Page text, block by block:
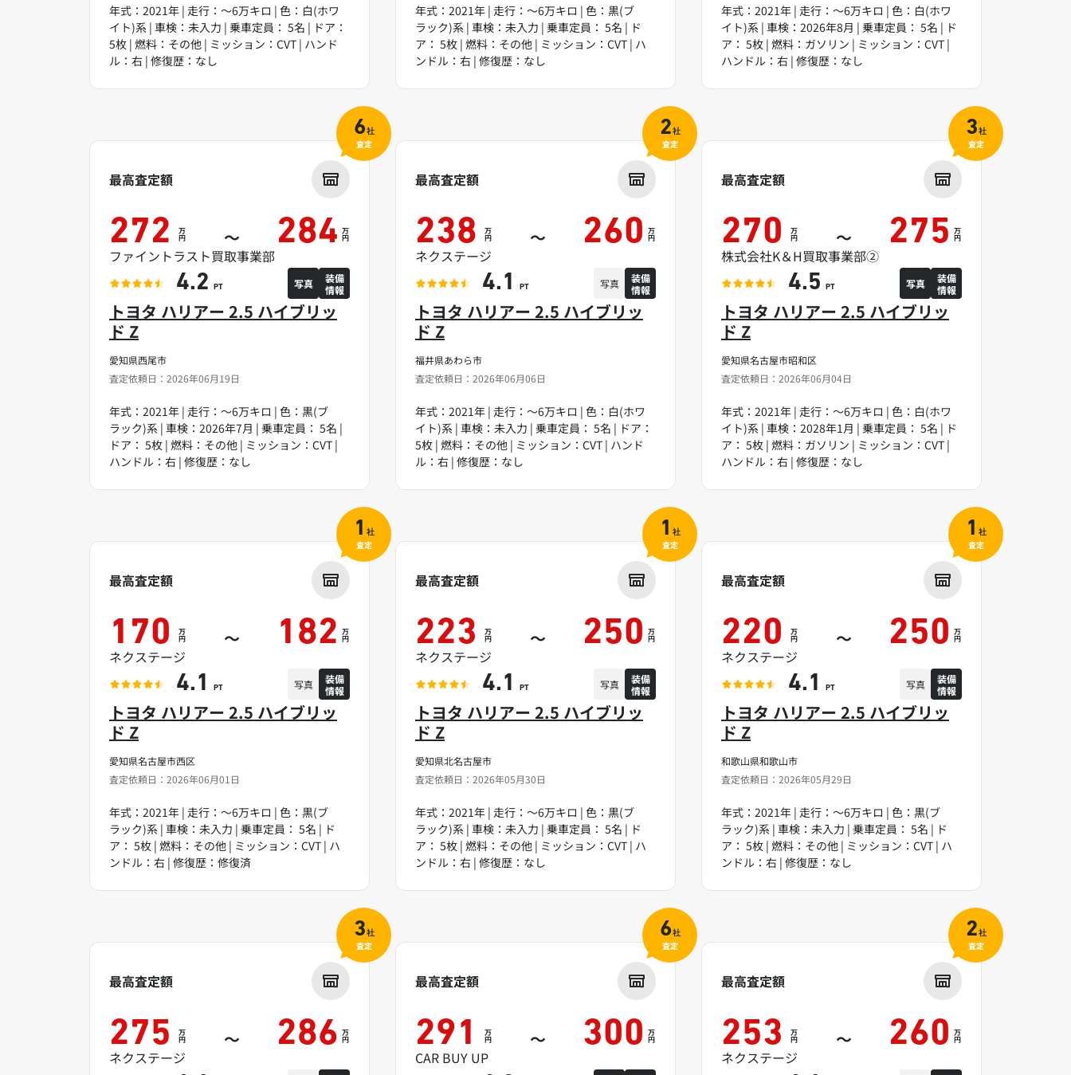
年式：2021年 | 走行：～6万キロ | 色：白(ホワ
イト)系 | 車検：未入力 | 乗車定員： 5名 | ドア：
5枚 | 燃料：その他 | ミッション：CVT | ハンド
ル：右 | 修復歴：なし
年式：2021年 | 走行：～6万キロ | 色：黒(ブ
ラック)系 | 車検：未入力 | 乗車定員： 5名 | ド
ア： 5枚 | 燃料：その他 | ミッション：CVT | ハ
ンドル：右 | 修復歴：なし
年式：2021年 | 走行：～6万キロ | 色：白(ホワ
イト)系 | 車検：2026年8月 | 乗車定員： 5名 | ド
ア： 5枚 | 燃料：ガソリン | ミッション：CVT |
ハンドル：右 | 修復歴：なし
愛知県西尾市
査定依頼日：2026年06月19日
トヨタ ハリアー 2.5 ハイブリッ
ド Z
年式：2021年 | 走行：～6万キロ | 色：黒(ブ
ラック)系 | 車検：2026年7月 | 乗車定員： 5名 |
ドア： 5枚 | 燃料：その他 | ミッション：CVT |
ハンドル：右 | 修復歴：なし
最高査定額
272 万
円 ～ 284 万
円
ファイントラスト買取事業部
4.2 PT 写真
装備
情報
6社
査定
福井県あわら市
査定依頼日：2026年06月06日
トヨタ ハリアー 2.5 ハイブリッ
ド Z
年式：2021年 | 走行：～6万キロ | 色：白(ホワ
イト)系 | 車検：未入力 | 乗車定員： 5名 | ドア：
5枚 | 燃料：その他 | ミッション：CVT | ハンド
ル：右 | 修復歴：なし
最高査定額
238 万
円 ～ 260 万
円
ネクステージ
4.1 PT 写真
装備
情報
2社
査定
愛知県名古屋市昭和区
査定依頼日：2026年06月04日
トヨタ ハリアー 2.5 ハイブリッ
ド Z
年式：2021年 | 走行：～6万キロ | 色：白(ホワ
イト)系 | 車検：2028年1月 | 乗車定員： 5名 | ド
ア： 5枚 | 燃料：ガソリン | ミッション：CVT |
ハンドル：右 | 修復歴：なし
最高査定額
270 万
円 ～ 275 万
円
株式会社K＆H買取事業部②
4.5 PT 写真
装備
情報
3社
査定
愛知県名古屋市西区
査定依頼日：2026年06月01日
トヨタ ハリアー 2.5 ハイブリッ
ド Z
年式：2021年 | 走行：～6万キロ | 色：黒(ブ
ラック)系 | 車検：未入力 | 乗車定員： 5名 | ド
ア： 5枚 | 燃料：その他 | ミッション：CVT | ハ
ンドル：右 | 修復歴：修復済
最高査定額
170 万
円 ～ 182 万
円
ネクステージ
4.1 PT 写真
装備
情報
1 社
査定
愛知県北名古屋市
査定依頼日：2026年05月30日
トヨタ ハリアー 2.5 ハイブリッ
ド Z
年式：2021年 | 走行：～6万キロ | 色：黒(ブ
ラック)系 | 車検：未入力 | 乗車定員： 5名 | ド
ア： 5枚 | 燃料：その他 | ミッション：CVT | ハ
ンドル：右 | 修復歴：なし
最高査定額
223 万
円 ～ 250 万
円
ネクステージ
4.1 PT 写真
装備
情報
1 社
査定
和歌山県和歌山市
査定依頼日：2026年05月29日
トヨタ ハリアー 2.5 ハイブリッ
ド Z
年式：2021年 | 走行：～6万キロ | 色：黒(ブ
ラック)系 | 車検：未入力 | 乗車定員： 5名 | ド
ア： 5枚 | 燃料：その他 | ミッション：CVT | ハ
ンドル：右 | 修復歴：なし
最高査定額
220 万
円 ～ 250 万
円
ネクステージ
4.1 PT 写真
装備
情報
1 社
査定
最高査定額
275 万
円 ～ 286 万
円
ネクステージ
3社
査定
最高査定額
291 万
円 ～ 300 万
円
CAR BUY UP
6社
査定
最高査定額
253 万
円 ～ 260 万
円
ネクステージ
2社
査定